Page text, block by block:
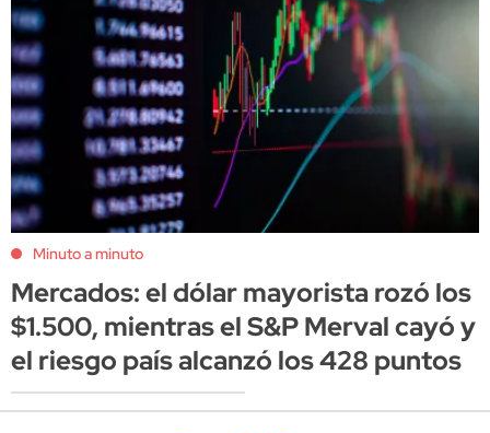
Minuto a minuto
Mercados: el dólar mayorista rozó los
$1.500, mientras el S&P Merval cayó y
el riesgo país alcanzó los 428 puntos